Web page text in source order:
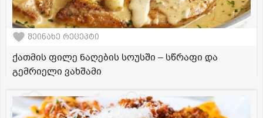
შეინახე რეცეპტი
ქათმის ფილე ნაღების სოუსში – სწრაფი და
გემრიელი ვახშამი